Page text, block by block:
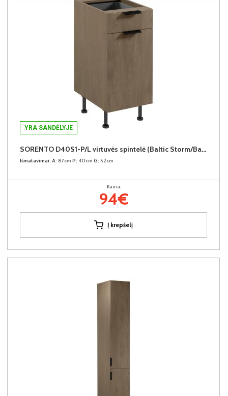
YRA SANDĖLYJE
SORENTO D40S1-P/L virtuvės spintelė (Baltic Storm/Baltic Storm)
Išmatavimai: A: 87cm P: 40cm G: 52cm
Kaina:
94€
Į krepšelį